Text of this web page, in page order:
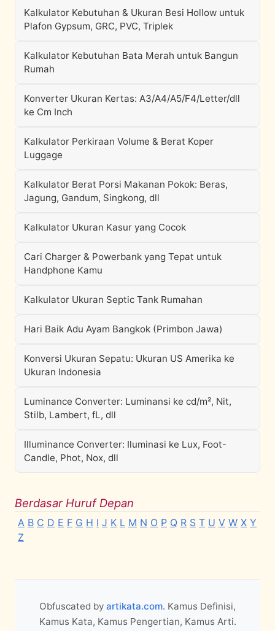
Kalkulator Kebutuhan & Ukuran Besi Hollow untuk
Plafon Gypsum, GRC, PVC, Triplek
Kalkulator Kebutuhan Bata Merah untuk Bangun
Rumah
Konverter Ukuran Kertas: A3/A4/A5/F4/Letter/dll
ke Cm Inch
Kalkulator Perkiraan Volume & Berat Koper
Luggage
Kalkulator Berat Porsi Makanan Pokok: Beras,
Jagung, Gandum, Singkong, dll
Kalkulator Ukuran Kasur yang Cocok
Cari Charger & Powerbank yang Tepat untuk
Handphone Kamu
Kalkulator Ukuran Septic Tank Rumahan
Hari Baik Adu Ayam Bangkok (Primbon Jawa)
Konversi Ukuran Sepatu: Ukuran US Amerika ke
Ukuran Indonesia
Luminance Converter: Luminansi ke cd/m², Nit,
Stilb, Lambert, fL, dll
Illuminance Converter: Iluminasi ke Lux, Foot-
Candle, Phot, Nox, dll
Berdasar Huruf Depan
A B C D E F G H I J K L M N O P Q R S T U V W X Y
Z
Obfuscated by artikata.com. Kamus Definisi,
Kamus Kata, Kamus Pengertian, Kamus Arti.